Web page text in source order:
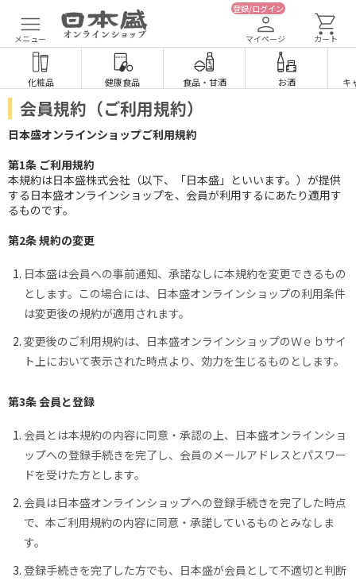
メニュー
登録/ログイン
マイページ カート
化粧品 健康食品 食品・ 甘酒 お酒 キ
会員規約（ご利用規約）
日本盛オンラインショップご利用規約
第1条 ご利用規約
本規約は日本盛株式会社（以下、「日本盛」といいます。）が提供
する日本盛オンラインショップを、会員が利用するにあたり適用す
るものです。
第2条 規約の変更
日本盛は会員への事前通知、承諾なしに本規約を変更できるもの
とします。この場合には、日本盛オンラインショップの利用条件
は変更後の規約が適用されます。
変更後のご利用規約は、日本盛オンラインショップのＷｅｂサイ
ト上において表示された時点より、効力を生じるものとします。
第3条 会員と登録
会員とは本規約の内容に同意・承認の上、日本盛オンラインショ
ップへの登録手続きを完了し、会員のメールアドレスとパスワー
ドを受けた方とします。
会員は日本盛オンラインショップへの登録手続きを完了した時点
で、本ご利用規約の内容に同意・承諾しているものとみなしま
す。
登録手続きを完了した方でも、日本盛が会員として不適切と判断